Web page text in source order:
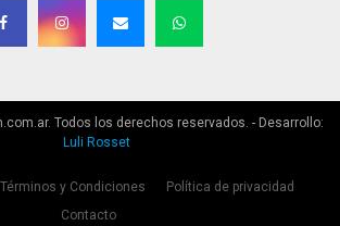
Todos los derechos reservados. - Desarrollo:
Luli Rosset
Términos y Condiciones
Política de privacidad
Contacto